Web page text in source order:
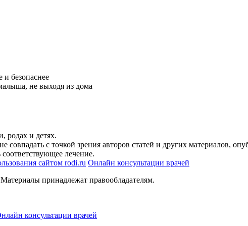
и безопаснее
не выходя из дома
родах и детях.
совпадать с точкой зрения авторов статей и других материалов,
соответствующее лечение.
сайтом rodi.ru Онлайн консультации врачей
принадлежат правообладателям.
консультации врачей